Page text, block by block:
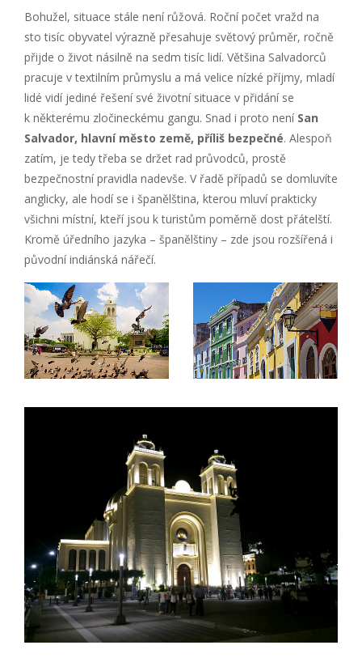
Bohužel, situace stále není růžová. Roční počet vražd na
sto tisíc obyvatel výrazně přesahuje světový průměr, ročně
přijde o život násilně na sedm tisíc lidí. Většina Salvadorců
pracuje v textilním průmyslu a má velice nízké příjmy, mladí
lidé vidí jediné řešení své životní situace v přidání se
k některému zločineckému gangu. Snad i proto neníSan
Salvador, hlavní město země, příliš bezpečné. Alespoň
zatím, je tedy třeba se držet rad průvodců, prostě
bezpečnostní pravidla nadevše. V řadě případů se domluvíte
anglicky, ale hodí se i španělština, kterou mluví prakticky
všichni místní, kteří jsou k turistům poměrně dost přátelští.
Kromě úředního jazyka – španělštiny – zde jsou rozšířená i
původní indiánská nářečí.